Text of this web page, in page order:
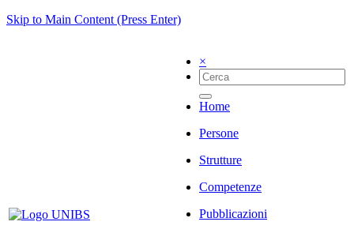
Skip to Main Content (Press Enter)
×
Home
Persone
Strutture
Competenze
Pubblicazioni